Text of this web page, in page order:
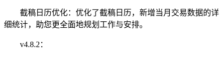
截稿日历优化：优化了截稿日历，新增当月交易数据的详
细统计，助您更全面地规划工作与安排。
v4.8.2：